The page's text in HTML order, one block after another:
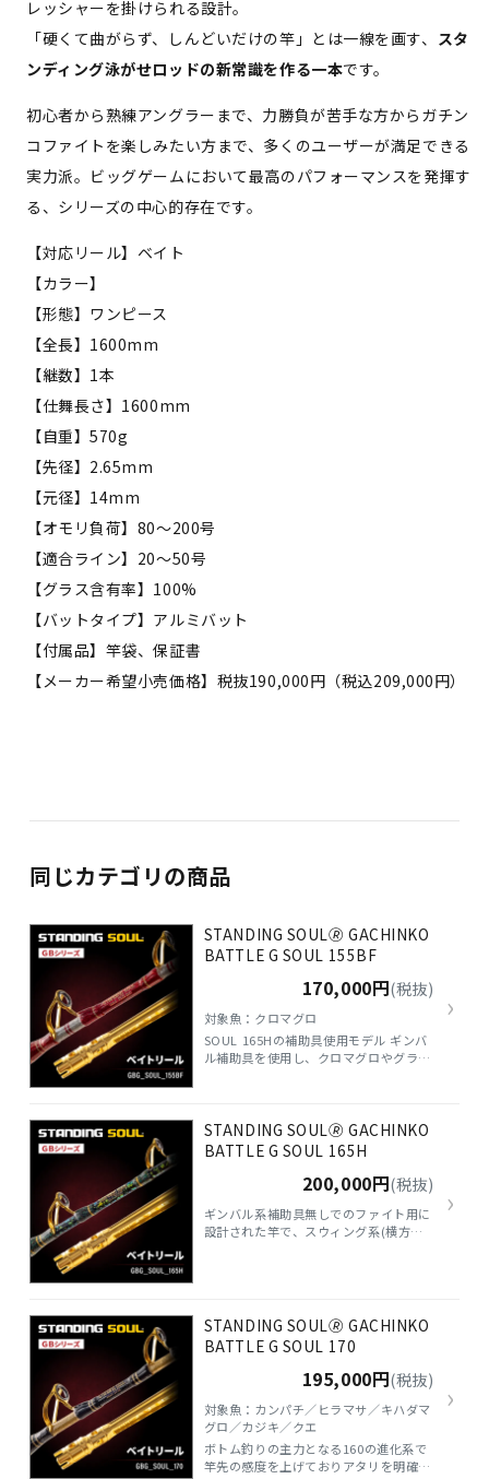
レッシャーを掛けられる設計。
「硬くて曲がらず、しんどいだけの竿」とは一線を画す、 スタ
ンディング泳がせロッドの新常識を作る一本です。
初心者から熟練アングラーまで、力勝負が苦手な方からガチン
コファイトを楽しみたい方まで、多くのユーザーが満足できる
実力派。ビッグゲームにおいて最高のパフォーマンスを発揮す
る、シリーズの中心的存在です。
【対応リール】ベイト
【カラー】
【形態】ワンピース
【全長】1600mm
【継数】1本
【仕舞長さ】1600mm
【自重】570g
【先径】2.65mm
【元径】14mm
【オモリ負荷】80〜200号
【適合ライン】20〜50号
【グラス含有率】100%
【バットタイプ】アルミバット
【付属品】竿袋、保証書
【メーカー希望小売価格】税抜190,000円（税込209,000円）
同じカテゴリの商品
STANDING SOUL🄬 GACHINKO
BATTLE G SOUL 155BF
170,000円(税抜)
対象魚：クロマグロ
SOUL 165Hの補助具使用モデル ギンバ
ル補助具を使用し、クロマグロやグラン
›
STANDING SOUL🄬 GACHINKO
BATTLE G SOUL 165H
200,000円(税抜)
ギンバル系補助具無しでのファイト用に
設計された竿で、スウィング系(横方向)
グラーに使って頂きたいアイテムです。
›
STANDING SOUL🄬 GACHINKO
BATTLE G SOUL 170
195,000円(税抜)
対象魚：カンパチ／ヒラマサ／キハダマ
グロ／カジキ／クエ
ボトム釣りの主力となる160の進化系で
竿先の感度を上げておりアタリを明確に
›